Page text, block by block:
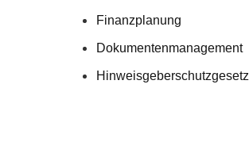
Finanzplanung
Dokumentenmanagement
Hinweisgeberschutzgesetz